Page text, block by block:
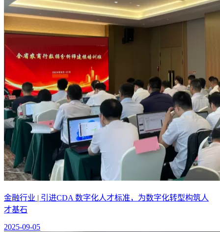
金融行业 | 引进CDA 数字化人才标准，为数字化转型构筑人
才基石
2025-09-05